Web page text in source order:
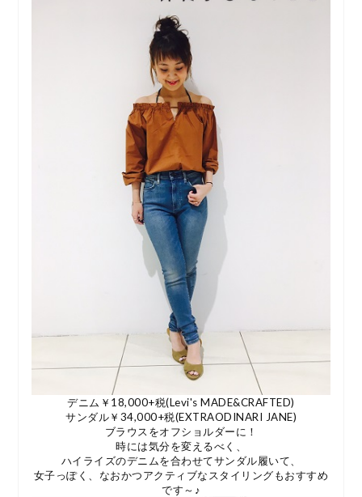
デニム￥18,000+税(Levi's MADE&CRAFTED)
サンダル￥34,000+税(EXTRAODINARI JANE)
ブラウスをオフショルダーに！
時には気分を変えるべく、
ハイライズのデニムを合わせてサンダル履いて、
女子っぽく、なおかつアクティブなスタイリングもおすすめ
です～♪